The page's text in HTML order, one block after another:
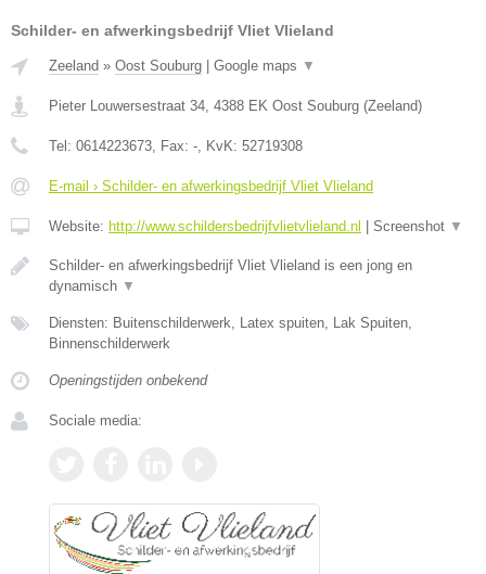
Schilder- en afwerkingsbedrijf Vliet Vlieland
Zeeland » Oost Souburg Google maps ▼
Pieter Louwersestraat 34, 4388 EK Oost Souburg (Zeeland)
Tel: 0614223673, Fax: -, KvK: 52719308
E-mail › Schilder- en afwerkingsbedrijf Vliet Vlieland
Website: http://www.schildersbedrijfvlietvlieland.nl Screenshot ▼
Schilder- en afwerkingsbedrijf Vliet Vlieland is een jong en
dynamisch ▼
Diensten: Buitenschilderwerk, Latex spuiten, Lak Spuiten,
Binnenschilderwerk
Openingstijden onbekend
Sociale media: